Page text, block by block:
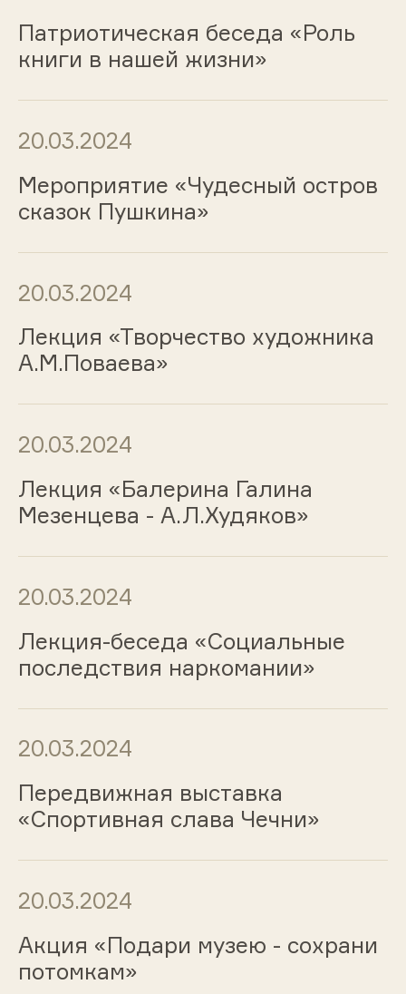
Патриотическая беседа «Роль
книги в нашей жизни»
20.03.2024
Мероприятие «Чудесный остров
сказок Пушкина»
20.03.2024
Лекция «Творчество художника
А.М.Поваева»
20.03.2024
Лекция «Балерина Галина
Мезенцева - А.Л.Худяков»
20.03.2024
Лекция-беседа «Социальные
последствия наркомании»
20.03.2024
Передвижная выставка
«Спортивная слава Чечни»
20.03.2024
Акция «Подари музею - сохрани
потомкам»